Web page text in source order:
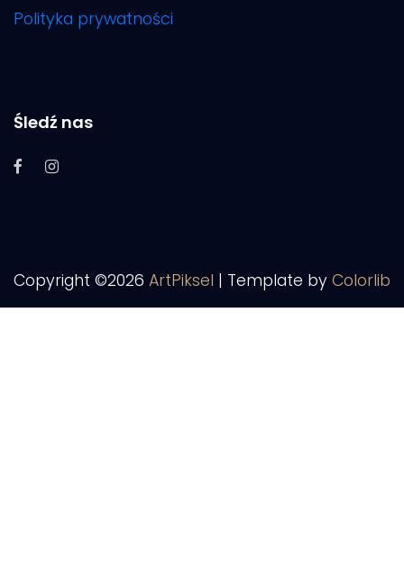
Polityka prywatności
Śledź nas
Copyright ©2026 ArtPiksel | Template by Colorlib